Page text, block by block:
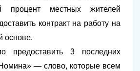
процент местных жителей
контракт на работу на
основе.
предоставить 3 последних
— слово, которые всем